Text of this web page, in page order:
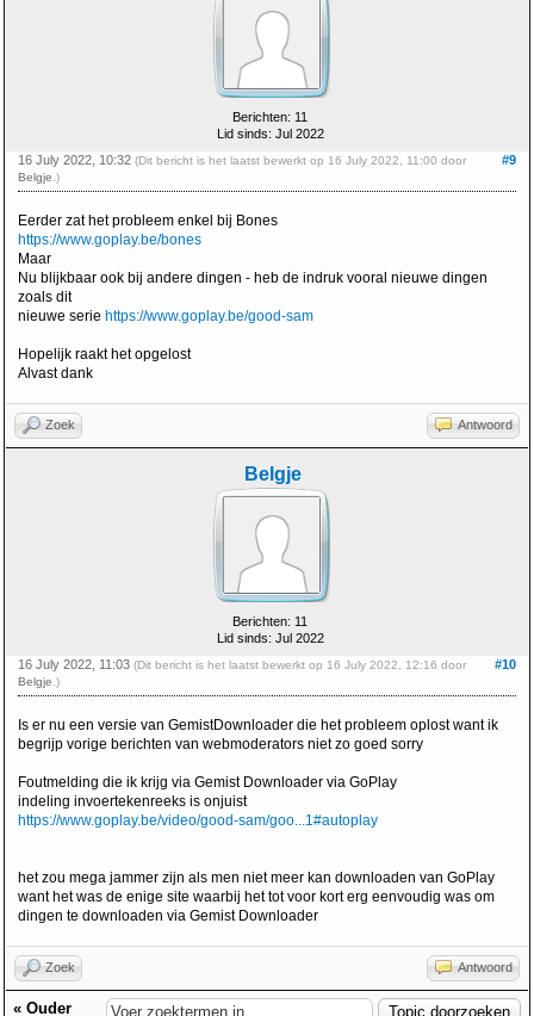
Berichten: 11
Lid sinds: Jul 2022
#9
16 July 2022, 10:32 (Dit bericht is het laatst bewerkt op 16 July 2022, 11:00 door
Belgje .)
Eerder zat het probleem enkel bij Bones
https://www.goplay.be/bones
Maar
Nu blijkbaar ook bij andere dingen - heb de indruk vooral nieuwe dingen
zoals dit
nieuwe serie https://www.goplay.be/good-sam
Hopelijk raakt het opgelost
Alvast dank
Zoek Antwoord
Belgje
Berichten: 11
Lid sinds: Jul 2022
#10
16 July 2022, 11:03 (Dit bericht is het laatst bewerkt op 16 July 2022, 12:16 door
Belgje .)
Is er nu een versie van GemistDownloader die het probleem oplost want ik
begrijp vorige berichten van webmoderators niet zo goed sorry
Foutmelding die ik krijg via Gemist Downloader via GoPlay
indeling invoertekenreeks is onjuist
https://www.goplay.be/video/good-sam/goo...1#autoplay
het zou mega jammer zijn als men niet meer kan downloaden van GoPlay
want het was de enige site waarbij het tot voor kort erg eenvoudig was om
dingen te downloaden via Gemist Downloader
Zoek Antwoord
« Ouder